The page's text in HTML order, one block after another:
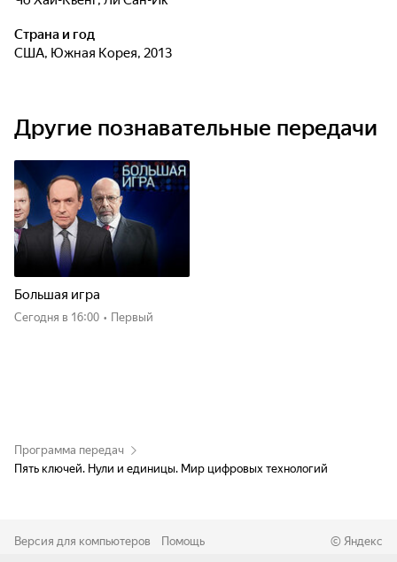
Страна и год
США, Южная Корея, 2013
Другие познавательные передачи
Большая игра
Сегодня в 16:00 • Первый
Программа передач
Пять ключей. Нули и единицы. Мир цифровых технологий
Версия для компьютеров Помощь © Яндекс